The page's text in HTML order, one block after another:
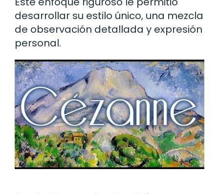
desarrollar su estilo único, una mezcla
de observación detallada y expresión
personal.